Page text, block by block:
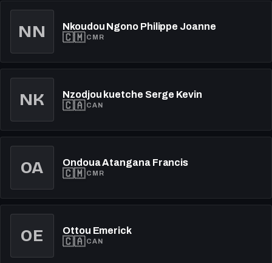
NN Nkoudou Ngono Philippe Joanne
🇨🇲CMR
NK Nzodjou kuetche Serge Kevin
🇨🇦CAN
OA Ondoua Atangana Francis
🇨🇲CMR
OE Ottou Emerick
🇨🇦CAN